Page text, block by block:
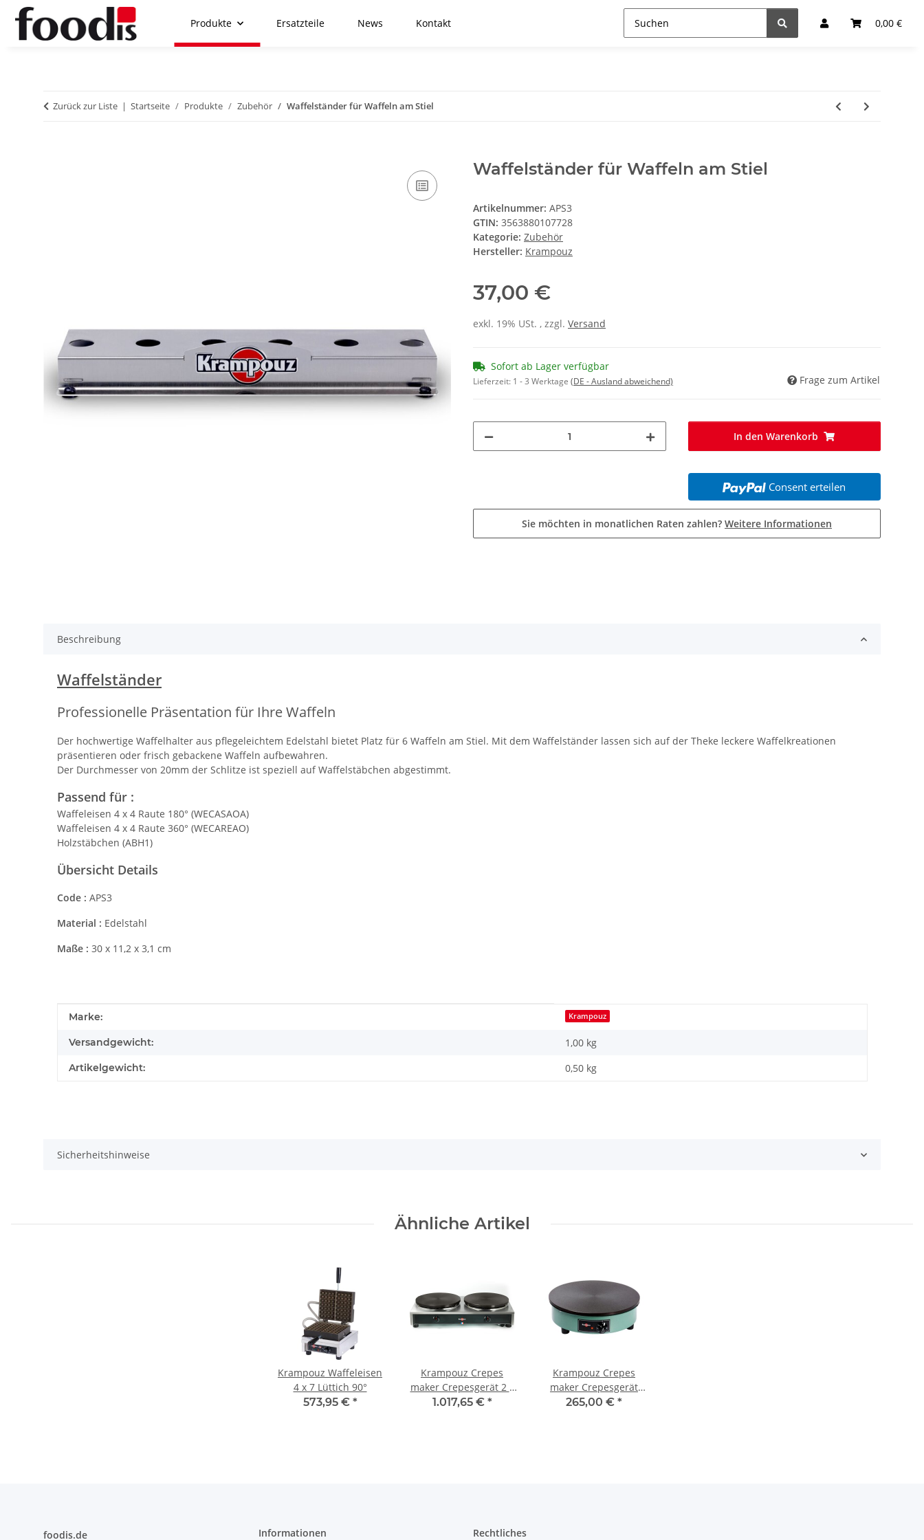
0,00 €
Produkte Ersatzteile News Kontakt
Zurück zur Liste Startseite Produkte Zubehör Waffelständer für Waffeln am Stiel
Waffelständer für Waffeln am Stiel
Artikelnummer: APS3
GTIN: 3563880107728
Kategorie: Zubehör
Hersteller: Krampouz
37,00 €
exkl. 19% USt. , zzgl. Versand
Sofort ab Lager verfügbar
Lieferzeit: 1 - 3 Werktage (DE - Ausland abweichend) Frage zum Artikel
In den Warenkorb
Consent erteilen
Sie möchten in monatlichen Raten zahlen? Weitere Informationen
Beschreibung
Waffelständer
Professionelle Präsentation für Ihre Waffeln
Der hochwertige Waffelhalter aus pflegeleichtem Edelstahl bietet Platz für 6 Waffeln am Stiel. Mit dem Waffelständer lassen sich auf der Theke leckere Waffelkreationen
präsentieren oder frisch gebackene Waffeln aufbewahren.
Der Durchmesser von 20mm der Schlitze ist speziell auf Waffelstäbchen abgestimmt.
Passend für :
Waffeleisen 4 x 4 Raute 180° (WECASAOA)
Waffeleisen 4 x 4 Raute 360° (WECAREAO)
Holzstäbchen (ABH1)
Übersicht Details
Code : APS3
Material : Edelstahl
Maße : 30 x 11,2 x 3,1 cm
Produkteigenschaft
Wert
Marke: Krampouz
Versandgewicht: 1,00 kg
Artikelgewicht: 0,50 kg
Sicherheitshinweise
Ähnliche Artikel
Krampouz Waffeleisen
4 x 7 Lüttich 90°
573,95 € *
Krampouz Crepes
maker Crepesgerät 2 x
40cm Komfort Eckig
1.017,65 € *
Krampouz Crepes
maker Crepesgerät
35cm Haushalt 230V
265,00 € *
foodis.de Informationen Rechtliches